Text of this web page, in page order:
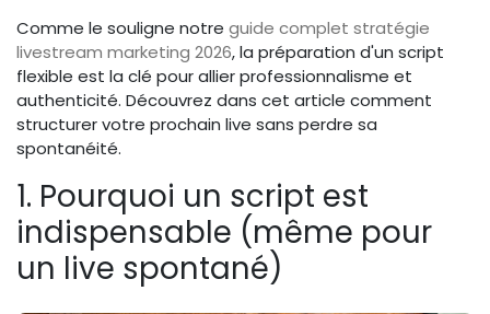
Comme le souligne notre guide complet stratégie
livestream marketing 2026, la préparation d'un script
flexible est la clé pour allier professionnalisme et
authenticité. Découvrez dans cet article comment
structurer votre prochain live sans perdre sa
spontanéité.
1. Pourquoi un script est
indispensable (même pour
un live spontané)